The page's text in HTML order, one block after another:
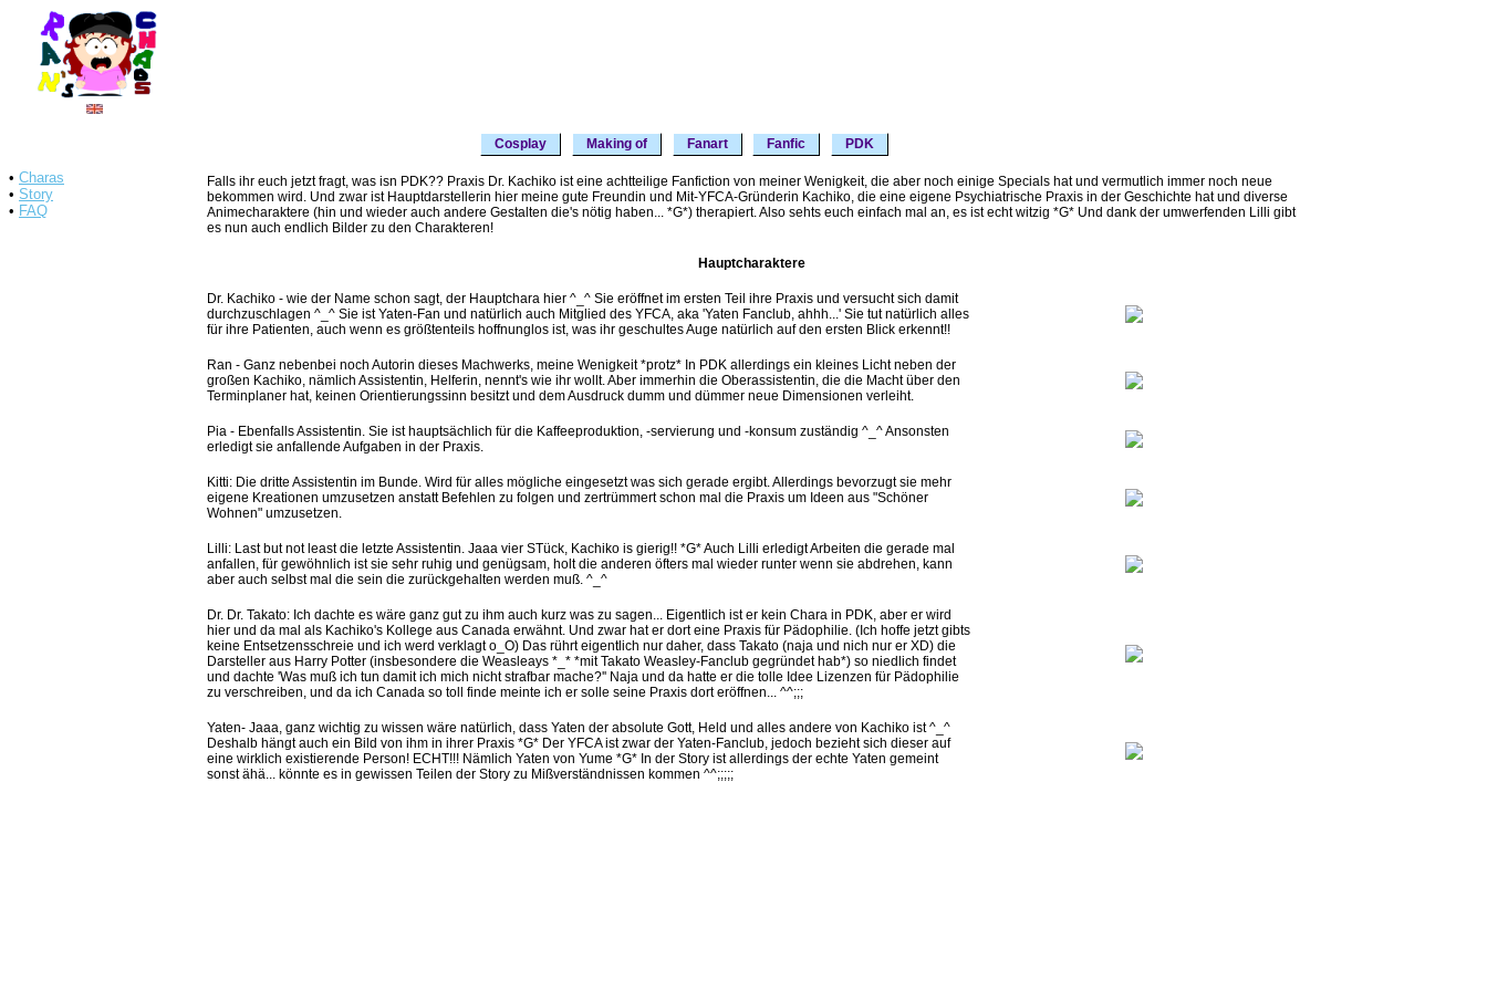
Cosplay Making of Fanart Fanfic PDK
• Charas
• Story
• FAQ
Falls ihr euch jetzt fragt, was isn PDK?? Praxis Dr. Kachiko ist eine achtteilige Fanfiction von meiner Wenigkeit, die aber noch einige Specials hat und vermutlich immer noch neue
bekommen wird. Und zwar ist Hauptdarstellerin hier meine gute Freundin und Mit-YFCA-Gründerin Kachiko, die eine eigene Psychiatrische Praxis in der Geschichte hat und diverse
Animecharaktere (hin und wieder auch andere Gestalten die's nötig haben... *G*) therapiert. Also sehts euch einfach mal an, es ist echt witzig *G* Und dank der umwerfenden Lilli gibt
es nun auch endlich Bilder zu den Charakteren!
Hauptcharaktere
Dr. Kachiko - wie der Name schon sagt, der Hauptchara hier ^_^ Sie eröffnet im ersten Teil ihre Praxis und versucht sich damit
durchzuschlagen ^_^ Sie ist Yaten-Fan und natürlich auch Mitglied des YFCA, aka 'Yaten Fanclub, ahhh...' Sie tut natürlich alles
für ihre Patienten, auch wenn es größtenteils hoffnunglos ist, was ihr geschultes Auge natürlich auf den ersten Blick erkennt!!
Ran - Ganz nebenbei noch Autorin dieses Machwerks, meine Wenigkeit *protz* In PDK allerdings ein kleines Licht neben der
großen Kachiko, nämlich Assistentin, Helferin, nennt's wie ihr wollt. Aber immerhin die Oberassistentin, die die Macht über den
Terminplaner hat, keinen Orientierungssinn besitzt und dem Ausdruck dumm und dümmer neue Dimensionen verleiht.
Pia - Ebenfalls Assistentin. Sie ist hauptsächlich für die Kaffeeproduktion, -servierung und -konsum zuständig ^_^ Ansonsten
erledigt sie anfallende Aufgaben in der Praxis.
Kitti: Die dritte Assistentin im Bunde. Wird für alles mögliche eingesetzt was sich gerade ergibt. Allerdings bevorzugt sie mehr
eigene Kreationen umzusetzen anstatt Befehlen zu folgen und zertrümmert schon mal die Praxis um Ideen aus "Schöner
Wohnen" umzusetzen.
Lilli: Last but not least die letzte Assistentin. Jaaa vier STück, Kachiko is gierig!! *G* Auch Lilli erledigt Arbeiten die gerade mal
anfallen, für gewöhnlich ist sie sehr ruhig und genügsam, holt die anderen öfters mal wieder runter wenn sie abdrehen, kann
aber auch selbst mal die sein die zurückgehalten werden muß. ^_^
Dr. Dr. Takato: Ich dachte es wäre ganz gut zu ihm auch kurz was zu sagen... Eigentlich ist er kein Chara in PDK, aber er wird
hier und da mal als Kachiko's Kollege aus Canada erwähnt. Und zwar hat er dort eine Praxis für Pädophilie. (Ich hoffe jetzt gibts
keine Entsetzensschreie und ich werd verklagt o_O) Das rührt eigentlich nur daher, dass Takato (naja und nich nur er XD) die
Darsteller aus Harry Potter (insbesondere die Weasleays *_* *mit Takato Weasley-Fanclub gegründet hab*) so niedlich findet
und dachte 'Was muß ich tun damit ich mich nicht strafbar mache?'' Naja und da hatte er die tolle Idee Lizenzen für Pädophilie
zu verschreiben, und da ich Canada so toll finde meinte ich er solle seine Praxis dort eröffnen... ^^;;;
Yaten- Jaaa, ganz wichtig zu wissen wäre natürlich, dass Yaten der absolute Gott, Held und alles andere von Kachiko ist ^_^
Deshalb hängt auch ein Bild von ihm in ihrer Praxis *G* Der YFCA ist zwar der Yaten-Fanclub, jedoch bezieht sich dieser auf
eine wirklich existierende Person! ECHT!!! Nämlich Yaten von Yume *G* In der Story ist allerdings der echte Yaten gemeint
sonst ähä... könnte es in gewissen Teilen der Story zu Mißverständnissen kommen ^^;;;;;